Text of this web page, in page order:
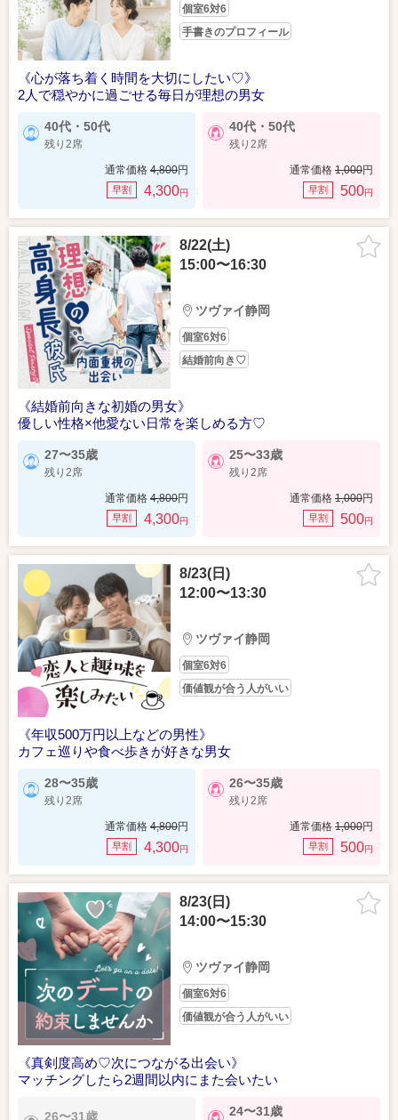
個室6対6
手書きのプロフィール
《心が落ち着く時間を大切にしたい♡》
2人で穏やかに過ごせる毎日が理想の男女
40代・50代
残り2席
通常価格 4,800円
早割 4,300円
40代・50代
残り2席
通常価格 1,000円
早割 500円
8/22(土)
15:00〜16:30
ツヴァイ静岡
個室6対6
結婚前向き♡
《結婚前向きな初婚の男女》
優しい性格×他愛ない日常を楽しめる方♡
27〜35歳
残り2席
通常価格 4,800円
早割 4,300円
25〜33歳
残り2席
通常価格 1,000円
早割 500円
8/23(日)
12:00〜13:30
ツヴァイ静岡
個室6対6
価値観が合う人がいい
《年収500万円以上などの男性》
カフェ巡りや食べ歩きが好きな男女
28〜35歳
残り2席
通常価格 4,800円
早割 4,300円
26〜35歳
残り2席
通常価格 1,000円
早割 500円
8/23(日)
14:00〜15:30
ツヴァイ静岡
個室6対6
価値観が合う人がいい
《真剣度高め♡次につながる出会い》
マッチングしたら2週間以内にまた会いたい
26〜31歳 24〜31歳